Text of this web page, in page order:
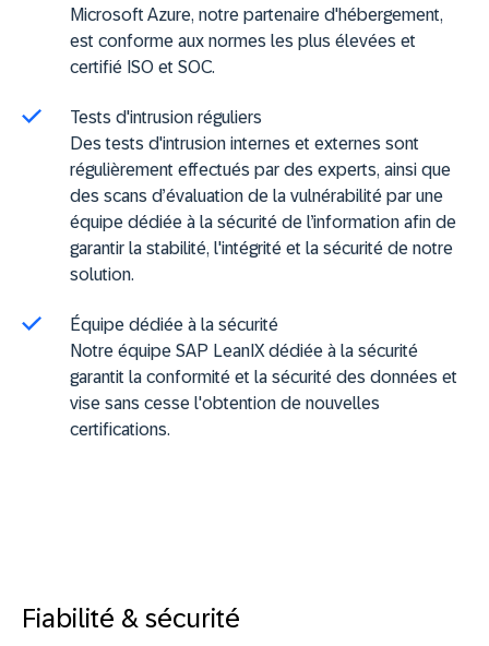
Microsoft Azure, notre partenaire d'hébergement,
est conforme aux normes les plus élevées et
certifié ISO et SOC.
Tests d'intrusion réguliers
Des tests d'intrusion internes et externes sont
régulièrement effectués par des experts, ainsi que
des scans d’évaluation de la vulnérabilité par une
équipe dédiée à la sécurité de l’information afin de
garantir la stabilité, l'intégrité et la sécurité de notre
solution.
Équipe dédiée à la sécurité
Notre équipe SAP LeanIX dédiée à la sécurité
garantit la conformité et la sécurité des données et
vise sans cesse l'obtention de nouvelles
certifications.
Fiabilité & sécurité